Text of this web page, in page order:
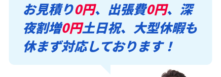
お見積り0円、出張費0円、深
夜割増0円土日祝、大型休暇も
休まず対応しております！